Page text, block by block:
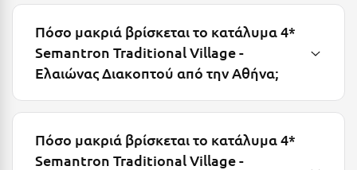
Μυστράς
Μυτιλήνη
Ν
Νάξος
Νάουσα
Πόσο μακριά βρίσκεται το κατάλυμα 4*
Semantron Traditional Village -
Ελαιώνας Διακοπτού από την Αθήνα;
Πόσο μακριά βρίσκεται το κατάλυμα 4*
Semantron Traditional Village -